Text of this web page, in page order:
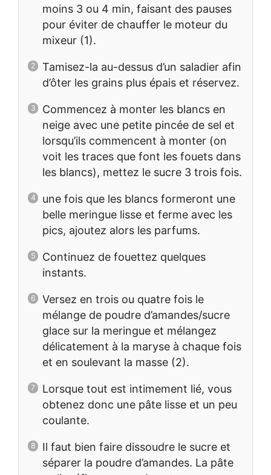
moins 3 ou 4 min, faisant des pauses
pour éviter de chauffer le moteur du
mixeur (1).
Tamisez-la au-dessus d’un saladier afin
d’ôter les grains plus épais et réservez.
Commencez à monter les blancs en
neige avec une petite pincée de sel et
lorsqu’ils commencent à monter (on
voit les traces que font les fouets dans
les blancs), mettez le sucre 3 trois fois.
une fois que les blancs formeront une
belle meringue lisse et ferme avec les
pics, ajoutez alors les parfums.
Continuez de fouettez quelques
instants.
Versez en trois ou quatre fois le
mélange de poudre d’amandes/sucre
glace sur la meringue et mélangez
délicatement à la maryse à chaque fois
et en soulevant la masse (2).
Lorsque tout est intimement lié, vous
obtenez donc une pâte lisse et un peu
coulante.
Il faut bien faire dissoudre le sucre et
séparer la poudre d’amandes. La pâte